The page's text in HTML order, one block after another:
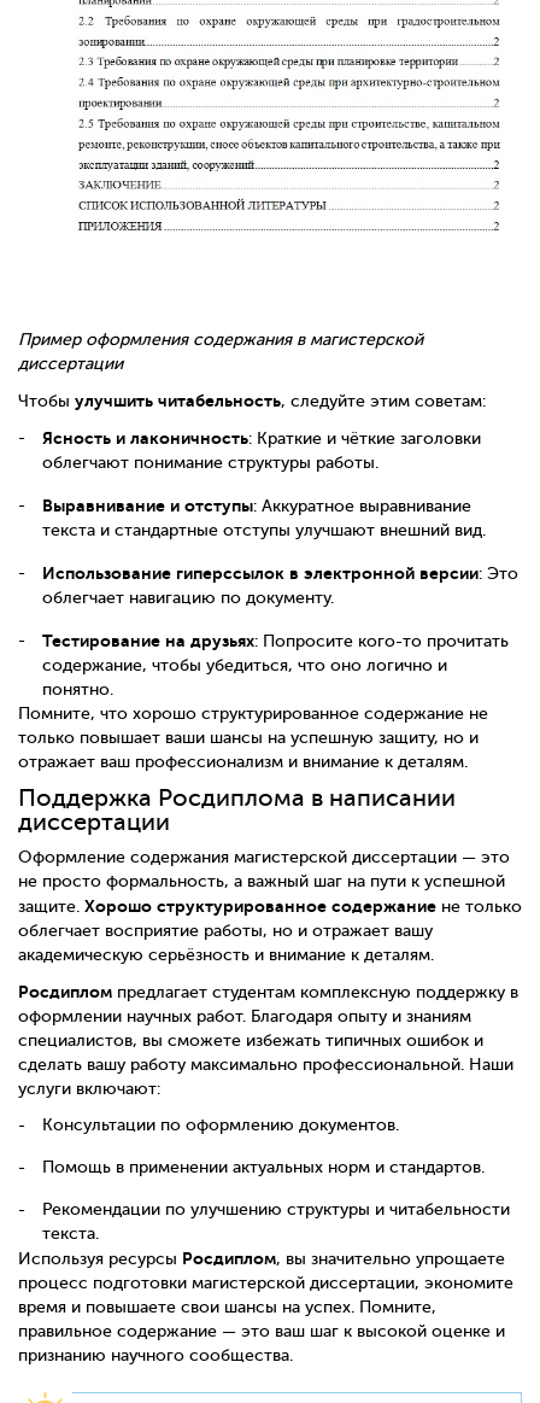
Пример оформления содержания в магистерской
диссертации
Чтобы улучшить читабельность, следуйте этим советам:
Ясность и лаконичность: Краткие и чёткие заголовки
облегчают понимание структуры работы.
Выравнивание и отступы: Аккуратное выравнивание
текста и стандартные отступы улучшают внешний вид.
Использование гиперссылок в электронной версии: Это
облегчает навигацию по документу.
Тестирование на друзьях: Попросите кого-то прочитать
содержание, чтобы убедиться, что оно логично и
понятно.
Помните, что хорошо структурированное содержание не
только повышает ваши шансы на успешную защиту, но и
отражает ваш профессионализм и внимание к деталям.
Поддержка Росдиплома в написании
диссертации
Оформление содержания магистерской диссертации — это
не просто формальность, а важный шаг на пути к успешной
защите. Хорошо структурированное содержание не только
облегчает восприятие работы, но и отражает вашу
академическую серьёзность и внимание к деталям.
Росдиплом предлагает студентам комплексную поддержку в
оформлении научных работ. Благодаря опыту и знаниям
специалистов, вы сможете избежать типичных ошибок и
сделать вашу работу максимально профессиональной. Наши
услуги включают:
Консультации по оформлению документов.
Помощь в применении актуальных норм и стандартов.
Рекомендации по улучшению структуры и читабельности
текста.
Используя ресурсы Росдиплом, вы значительно упрощаете
процесс подготовки магистерской диссертации, экономите
время и повышаете свои шансы на успех. Помните,
правильное содержание — это ваш шаг к высокой оценке и
признанию научного сообщества.